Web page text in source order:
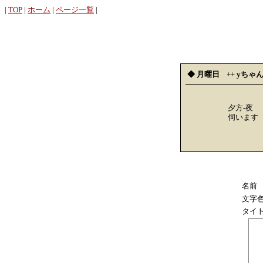
| TOP | ホーム | ページ一覧 |
◆ 月曜日 ++ yちゃん
夕方-夜
伺います
名前
文字
タイ